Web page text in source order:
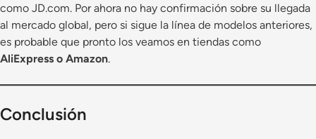
como JD.com. Por ahora no hay confirmación sobre su llegada
al mercado global, pero si sigue la línea de modelos anteriores,
es probable que pronto los veamos en tiendas como
AliExpress o Amazon.
Conclusión